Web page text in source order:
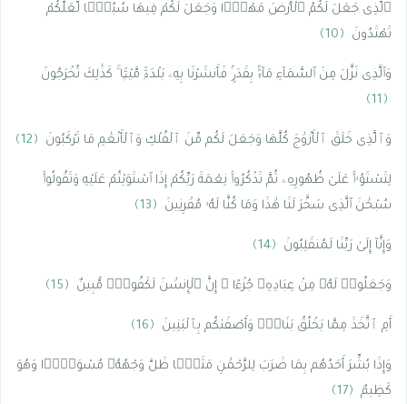
ٱلَّذِى جَعَلَ لَكُمُ ٱلْأَرْضَ مَهْدًۭا وَجَعَلَ لَكُمْ فِيهَا سُبُلًۭا لَّعَلَّكُمْ
تَهْتَدُونَ
﴿10﴾
وَٱلَّذِى نَزَّلَ مِنَ ٱلسَّمَآءِ مَآءًۢ بِقَدَرٍۢ فَأَنشَرْنَا بِهِۦ بَلْدَةًۭ مَّيْتًۭا ۚ كَذَٰلِكَ تُخْرَجُونَ
﴿11﴾
وَٱلَّذِى خَلَقَ ٱلْأَزْوَٰجَ كُلَّهَا وَجَعَلَ لَكُم مِّنَ ٱلْفُلْكِ وَٱلْأَنْعَٰمِ مَا تَرْكَبُونَ ﴿12﴾
لِتَسْتَوُۥا۟ عَلَىٰ ظُهُورِهِۦ ثُمَّ تَذْكُرُوا۟ نِعْمَةَ رَبِّكُمْ إِذَا ٱسْتَوَيْتُمْ عَلَيْهِ وَتَقُولُوا۟
سُبْحَٰنَ ٱلَّذِى سَخَّرَ لَنَا هَٰذَا وَمَا كُنَّا لَهُۥ مُقْرِنِينَ
﴿13﴾
وَإِنَّآ إِلَىٰ رَبِّنَا لَمُنقَلِبُونَ ﴿14﴾
وَجَعَلُوا۟ لَهُۥ مِنْ عِبَادِهِۦ جُزْءًا ۚ إِنَّ ٱلْإِنسَٰنَ لَكَفُورٌۭ مُّبِينٌ ﴿15﴾
أَمِ ٱتَّخَذَ مِمَّا يَخْلُقُ بَنَاتٍۢ وَأَصْفَىٰكُم بِٱلْبَنِينَ ﴿16﴾
وَإِذَا بُشِّرَ أَحَدُهُم بِمَا ضَرَبَ لِلرَّحْمَٰنِ مَثَلًۭا ظَلَّ وَجْهُهُۥ مُسْوَدًّۭا وَهُوَ
كَظِيمٌ ﴿17﴾